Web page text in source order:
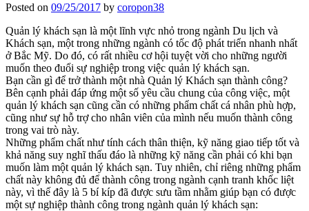
Posted on 09/25/2017 by coropon38
Quản lý khách sạn là một lĩnh vực nhỏ trong ngành Du lịch và
Khách sạn, một trong những ngành có tốc độ phát triển nhanh nhất
ở Bắc Mỹ. Do đó, có rất nhiều cơ hội tuyệt vời cho những người
muốn theo đuổi sự nghiệp trong việc quản lý khách sạn.
Bạn cần gì để trở thành một nhà Quản lý Khách sạn thành công?
Bên cạnh phải đáp ứng một số yêu cầu chung của công việc, một
quản lý khách sạn cũng cần có những phẩm chất cá nhân phù hợp,
cũng như sự hỗ trợ cho nhân viên của mình nếu muốn thành công
trong vai trò này.
Những phẩm chất như tính cách thân thiện, kỹ năng giao tiếp tốt và
khả năng suy nghĩ thấu đáo là những kỹ năng cần phải có khi bạn
muốn làm một quản lý khách sạn. Tuy nhiên, chỉ riêng những phẩm
chất này không đủ để thành công trong ngành cạnh tranh khốc liệt
này, vì thế đây là 5 bí kíp đã được sưu tầm nhằm giúp bạn có được
một sự nghiệp thành công trong ngành quản lý khách sạn: